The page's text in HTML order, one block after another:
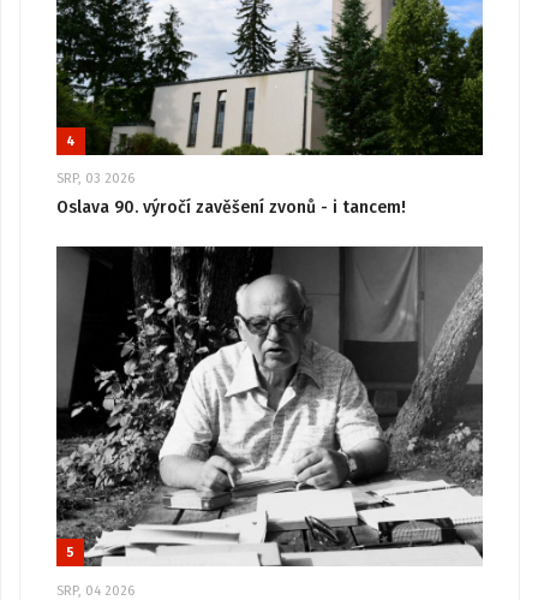
4
SRP, 03 2026
Oslava 90. výročí zavěšení zvonů - i tancem!
5
SRP, 04 2026